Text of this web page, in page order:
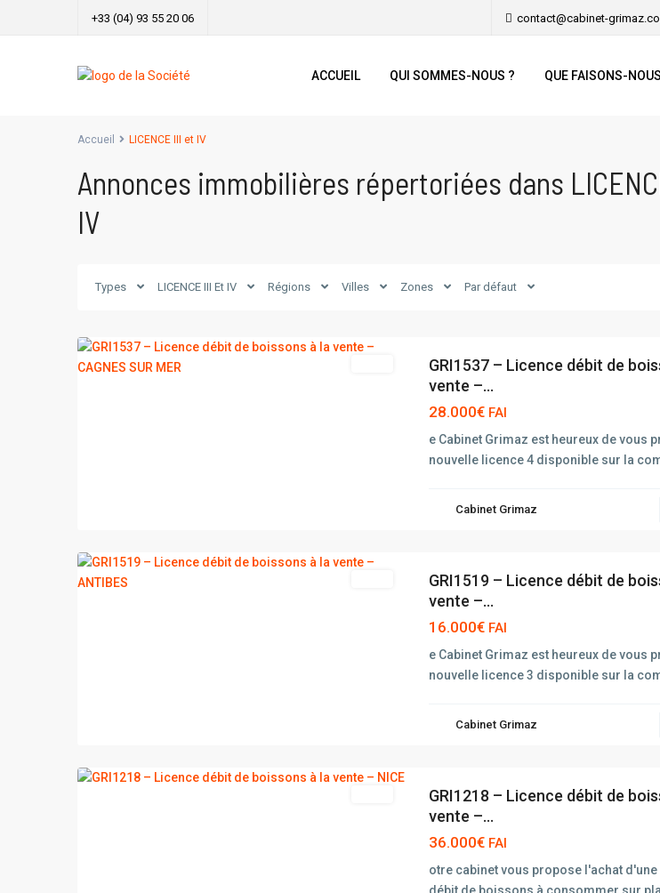
+33 (04) 93 55 20 06 contact@cabinet-
ACCUEIL QUI SOMMES-NOUS ? QUE FAISONS-
Accueil LICENCE III et IV
Annonces immobilières répertoriées dans
IV
Types LICENCE III Et IV Régions Villes Zones Par défaut
GRI1537 – Licence débit de
vente –...
28.000€ FAI
e Cabinet Grimaz est heureux de vous
nouvelle licence 4 disponible sur la
Cabinet Grimaz
GRI1519 – Licence débit de
vente –...
16.000€ FAI
e Cabinet Grimaz est heureux de vous
nouvelle licence 3 disponible sur la
Cabinet Grimaz
GRI1218 – Licence débit de
vente –...
36.000€ FAI
otre cabinet vous propose l'achat